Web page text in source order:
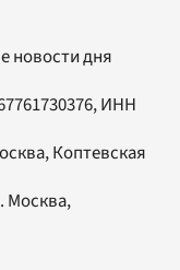
новости дня
ИНН
Коптевская
Москва,